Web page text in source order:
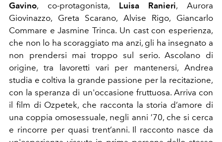
Gavino, co-protagonista, Luisa Ranieri, Aurora
Giovinazzo, Greta Scarano, Alvise Rigo, Giancarlo
Commare e Jasmine Trinca. Un cast con esperienza,
che non lo ha scoraggiato ma anzi, gli ha insegnato a
non prendersi mai troppo sul serio. Ascolano di
origine, tra lavoretti vari per mantenersi, Andrea
studia e coltiva la grande passione per la recitazione,
con la speranza di un'occasione fruttuosa. Arriva con
il film di Ozpetek, che racconta la storia d’amore di
una coppia omosessuale, negli anni ’70, che si cerca
e rincorre per quasi trent’anni. Il racconto nasce da